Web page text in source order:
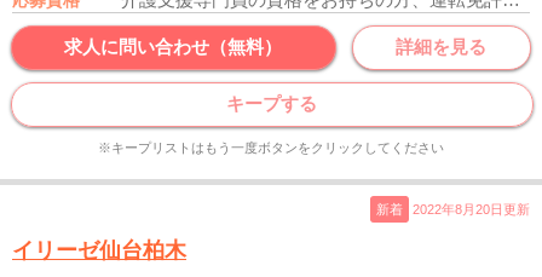
求人に問い合わせ（無料） 詳細を見る
キープする
※キープリストはもう一度ボタンをクリックしてください
新着 2022年8月20日更新
イリーゼ仙台柏木